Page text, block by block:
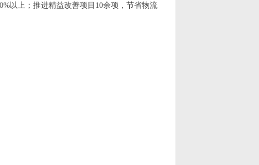
以上；推进精益改善项目10余项，节省物流